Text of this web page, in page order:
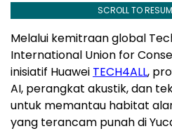
SCROLL TO
Melalui kemitraan global
International Union for
inisiatif Huawei TECH4ALL,
AI, perangkat akustik, dan
untuk memantau habitat
yang terancam punah di